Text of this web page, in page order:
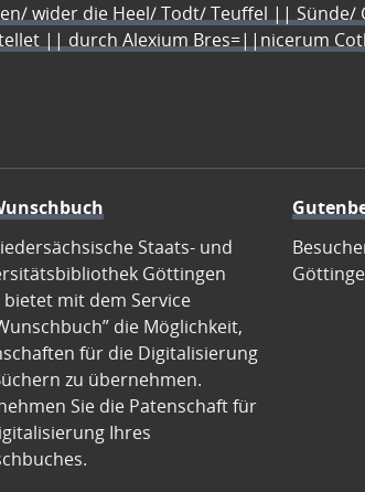
wider die Heel/ Todt/ Teuffel ||
|| durch Alexium Bres=||nicerum
Staats- und
Göttingen
bietet mit dem Service
die Möglichkeit,
für die Digitalisierung
zu übernehmen.
Sie die Patenschaft für
Ihres